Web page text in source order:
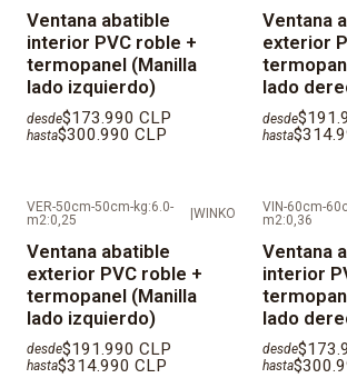
según stock y requerimiento técnico de la
de la ventana a cotizar.
Color de las manillas: Negras
KIT de instalació
Cada ventana
especiales para anclaje mecánico, tapa
deflectores para drenajes de agua y
corresponde).
IMPORTANTE: Al ser productos
los tiempos de despacho son de 25
aproximadamente desde la fecha que
Ventana abatible
interior PVC roble +
termopanel (Manilla
lado izquierdo)
desde$173.990 CLP
hasta$300.990 CLP
Ventana
exterior
lado
desde
hasta
VER-50cm-50cm-kg:6.0-
m2:0,25
WINKO
Ventana abatible
exterior PVC roble +
termopanel (Manilla
lado izquierdo)
desde$191.990 CLP
hasta$314.990 CLP
VIN-60cm-
m2:0,36
Ventana
interior
lado
desde
hasta